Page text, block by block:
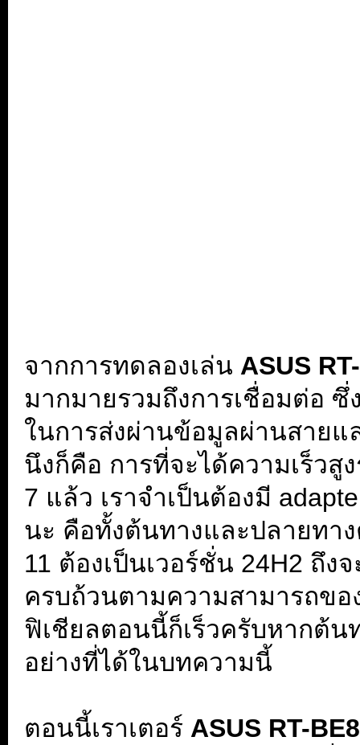
จากการทดลองเล่น ASUS
มากมายรวมถึงการเชื่อมต่อ ซึ่
ในการส่งผ่านข้อมูลผ่านสายแ
นึงก็คือ การที่จะได้ความเร็วสู
7 แล้ว เราจำเป็นต้องมี
นะ คือทั้งต้นทางและปลายทา
11 ต้องเป็นเวอร์ชั่น 24H2 ถึง
ครบถ้วนตามความสามารถข
ฟิเชียลตอนนี้ก็เร็วครับหากต้น
อย่างที่ได้ในบทความนี้
ตอนนี้เราเตอร์ ASUS RT-